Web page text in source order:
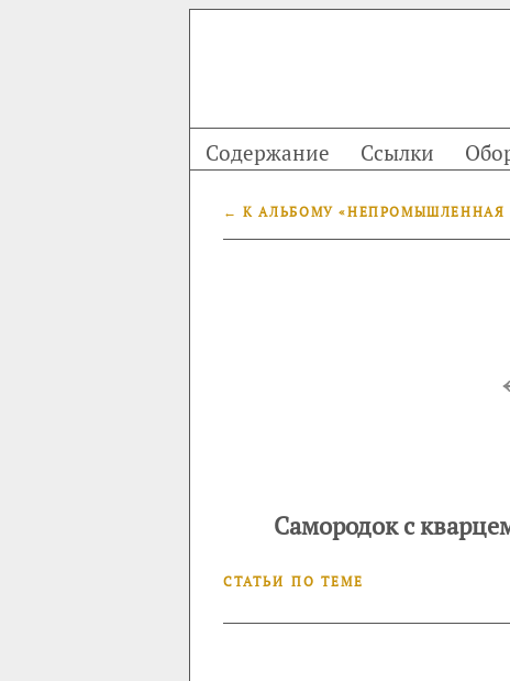
Содержание Ссылки
← К АЛЬБОМУ «НЕПРОМЫШЛЕННАЯ
Самородок с
СТАТЬИ ПО ТЕМЕ